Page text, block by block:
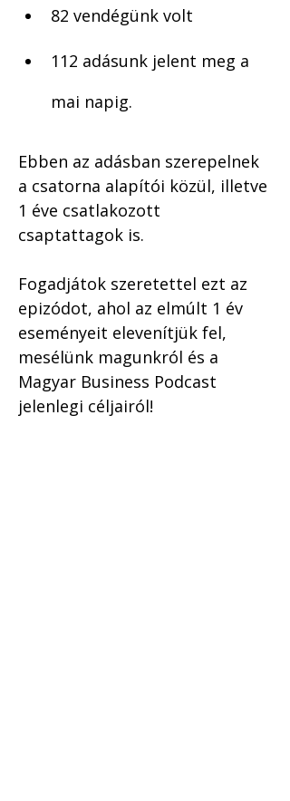
82 vendégünk volt
112 adásunk jelent meg a
mai napig.
Ebben az adásban szerepelnek
a csatorna alapítói közül, illetve
1 éve csatlakozott
csaptattagok is.
Fogadjátok szeretettel ezt az
epizódot, ahol az elmúlt 1 év
eseményeit elevenítjük fel,
mesélünk magunkról és a
Magyar Business Podcast
jelenlegi céljairól!